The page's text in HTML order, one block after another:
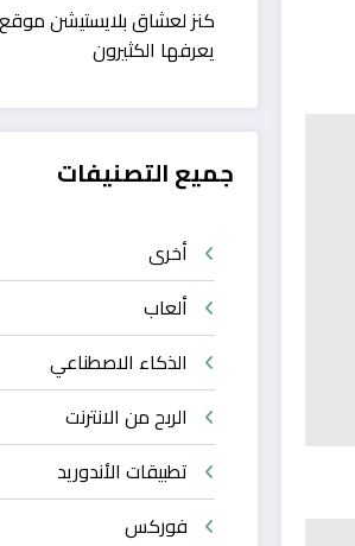
كنز لعشاق بلايستيشن
يعرفها الكثيرون
جميع التصنيفات
أخرى
ألعاب
الذكاء الاصطناعي
الربح من الانترنت
تطبيقات الأندوريد
فوركس